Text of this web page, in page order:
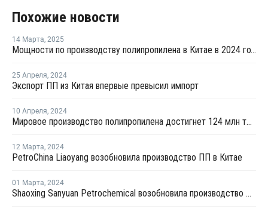
Похожие новости
14 Марта, 2025
Мощности по производству полипропилена в Китае в 2024 году выросли на 12,46%
25 Апреля, 2024
Экспорт ПП из Китая впервые превысил импорт
10 Апреля, 2024
Мировое производство полипропилена достигнет 124 млн тонн к 2032 году
12 Марта, 2024
PetroChina Liaoyang возобновила производство ПП в Китае
01 Марта, 2024
Shaoxing Sanyuan Petrochemical возобновила производство ПП на линии №1 в Китае